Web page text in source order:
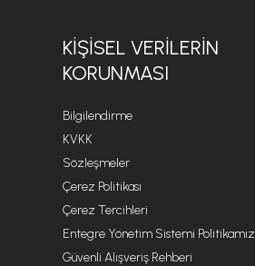
KIŞISEL VERILERIN
KORUNMASI
Bilgilendirme
KVKK
Sözleşmeler
Çerez Politikası
Çerez Tercihleri
Entegre Yönetim Sistemi Politikamız
Güvenli Alışveriş Rehberi